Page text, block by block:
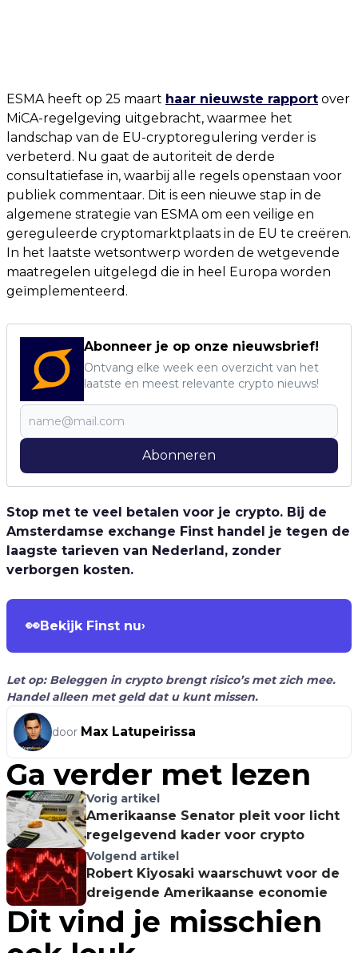
ESMA heeft op 25 maart haar nieuwste rapport over
MiCA-regelgeving uitgebracht, waarmee het
landschap van de EU-cryptoregulering verder is
verbeterd. Nu gaat de autoriteit de derde
consultatiefase in, waarbij alle regels openstaan voor
publiek commentaar. Dit is een nieuwe stap in de
algemene strategie van ESMA om een veilige en
gereguleerde cryptomarktplaats in de EU te creëren.
In het laatste wetsontwerp worden de wetgevende
maatregelen uitgelegd die in heel Europa worden
geïmplementeerd.
Abonneer je op onze nieuwsbrief!
Ontvang elke week een overzicht van het
laatste en meest relevante crypto nieuws!
Abonneren
Stop met te veel betalen voor je crypto. Bij de
Amsterdamse exchange Finst handel je tegen de
laagste tarieven van Nederland, zonder
verborgen kosten.
👀Bekijk Finst nu›
Let op: Beleggen in crypto brengt risico’s met zich mee.
Handel alleen met geld dat u kunt missen.
door Max Latupeirissa
Ga verder met lezen
Vorig artikel
Amerikaanse Senator pleit voor licht
regelgevend kader voor crypto
Volgend artikel
Robert Kiyosaki waarschuwt voor de
dreigende Amerikaanse economie
Dit vind je misschien